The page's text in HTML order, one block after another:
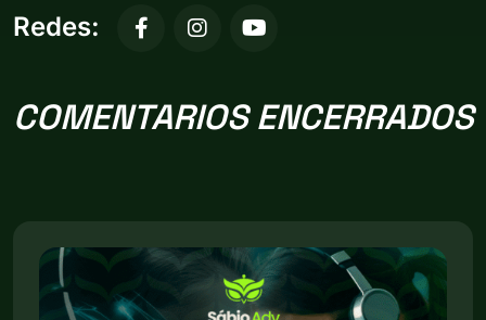
Redes:
COMENTARIOS ENCERRADOS